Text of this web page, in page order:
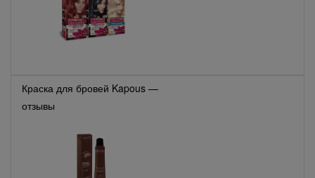
Краска для бровей Kapous —
отзывы